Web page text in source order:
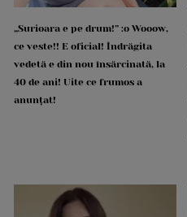
„Surioara e pe drum!” :o Wooow,
ce veste!! E oficial! Îndrăgita
vedetă e din nou însărcinată, la
40 de ani! Uite ce frumos a
anunțat!